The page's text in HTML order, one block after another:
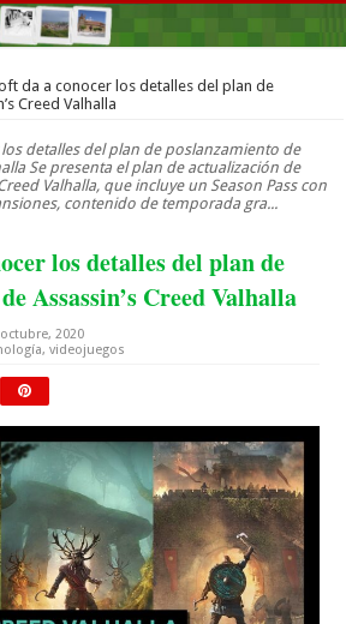
da a conocer los detalles del plan de
Creed Valhalla
detalles del plan de poslanzamiento de
Se presenta el plan de actualización de
Valhalla, que incluye un Season Pass con
contenido de temporada gra...
los detalles del plan de
Assassin’s Creed Valhalla
2020
,videojuegos